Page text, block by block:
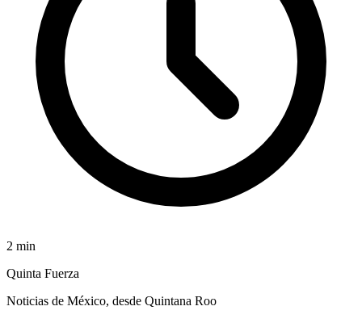
2 min
Quinta Fuerza
Noticias de México, desde Quintana Roo